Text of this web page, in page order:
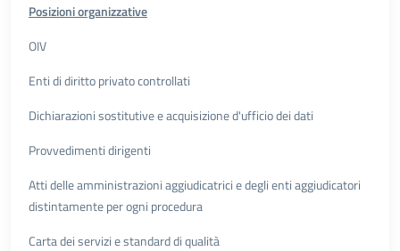
Posizioni organizzative
OIV
Enti di diritto privato controllati
Dichiarazioni sostitutive e acquisizione d'ufficio dei dati
Provvedimenti dirigenti
Atti delle amministrazioni aggiudicatrici e degli enti aggiudicatori
distintamente per ogni procedura
Carta dei servizi e standard di qualità